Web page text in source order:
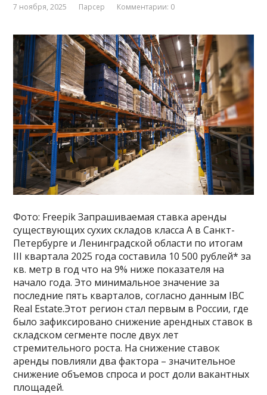
7 ноября, 2025 Парсер Комментарии: 0
Фото: Freepik Запрашиваемая ставка аренды
существующих сухих складов класса А в Санкт-
Петербурге и Ленинградской области по итогам
III квартала 2025 года составила 10 500 рублей* за
кв. метр в год что на 9% ниже показателя на
начало года. Это минимальное значение за
последние пять кварталов, согласно данным IBC
Real Estate.Этот регион стал первым в России, где
было зафиксировано снижение арендных ставок в
складском сегменте после двух лет
стремительного роста. На снижение ставок
аренды повлияли два фактора – значительное
снижение объемов спроса и рост доли вакантных
площадей.